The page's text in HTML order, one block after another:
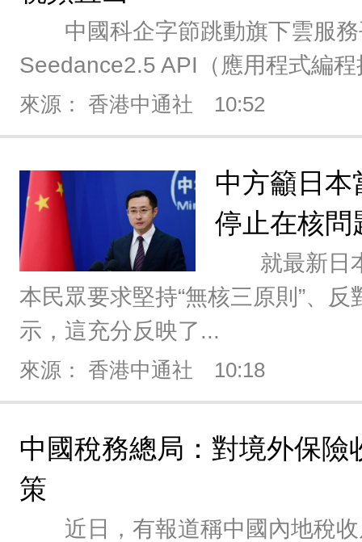
中國科企字節跳動旗下雲服務
Seedance2.5 API（應用程式編
來源： 香港中通社 10:52
中方籲日本
停止在核問
就最新日本
本民眾要求堅持“無核三原則”、反
示，這充分反映了...
來源： 香港中通社 10:18
中國稅務總局：對境外保險
策
近日，有報道稱中國內地稅收